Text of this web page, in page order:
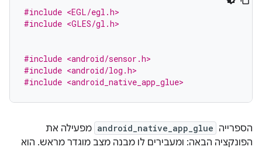
#include <EGL/egl.h>
#include <GLES/gl.h>
#include <android/sensor.h>
#include <android/log.h>
#include <android_native_app_glue>
הספרייה android_native_app_glue מפעילה את
הפונקציה הבאה: ומעבירים לו מבנה מצב מוגדר מראש. הוא